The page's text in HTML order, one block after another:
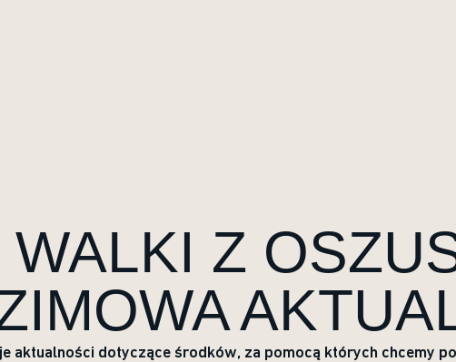
Z
aktualności dotyczące środków, za pomocą których chcemy